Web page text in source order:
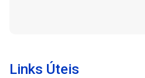
Links Úteis